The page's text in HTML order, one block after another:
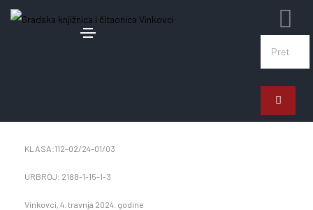
KLASA:112-02/24-01/03
URBROJ: 2188-1-15-1-3
Vinkovci, 4. travnja 2024. godine